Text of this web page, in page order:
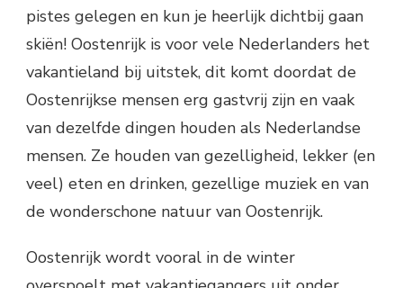
pistes gelegen en kun je heerlijk dichtbij gaan
skiën! Oostenrijk is voor vele Nederlanders het
vakantieland bij uitstek, dit komt doordat de
Oostenrijkse mensen erg gastvrij zijn en vaak
van dezelfde dingen houden als Nederlandse
mensen. Ze houden van gezelligheid, lekker (en
veel) eten en drinken, gezellige muziek en van
de wonderschone natuur van Oostenrijk.
Oostenrijk wordt vooral in de winter